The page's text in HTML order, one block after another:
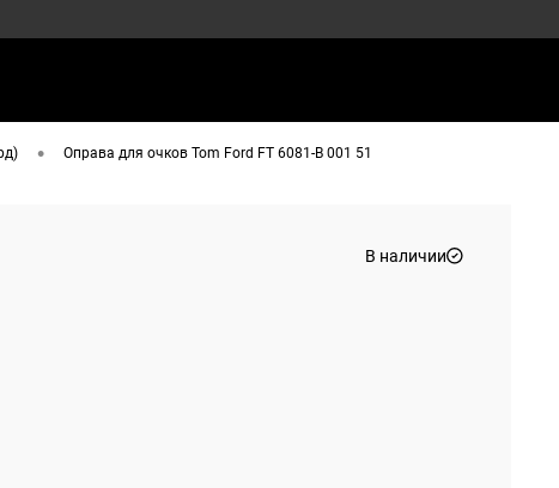
• Оправа для очков Tom Ford FT 6081-B 001 51
В наличии